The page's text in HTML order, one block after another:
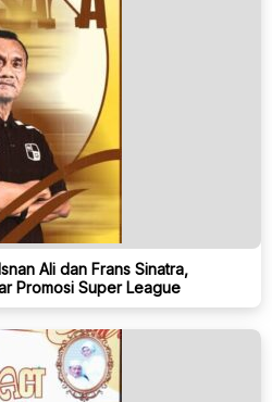
Ali dan Frans Sinatra,
Promosi Super League